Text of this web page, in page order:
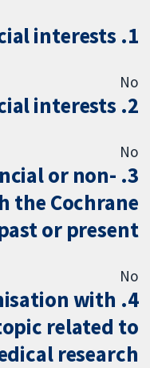
1. Financial interests
No
2. Non-financial interests
No
or non-
the Cochrane
or present
No
with
related to
research